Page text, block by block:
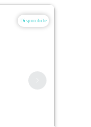
Disponibile